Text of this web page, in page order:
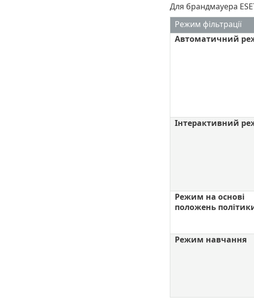
Для брандмауера
Режим фільтрації
Автоматичний
Інтерактивний
Режим на основі
положень
Режим навчання